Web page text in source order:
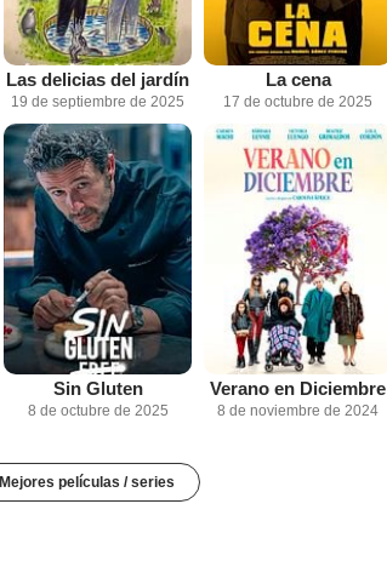
Las delicias del jardín
19 de septiembre de 2025
La cena
17 de octubre de 2025
Sin Gluten
8 de octubre de 2025
Verano en Diciembre
8 de noviembre de 2024
Mejores películas / series